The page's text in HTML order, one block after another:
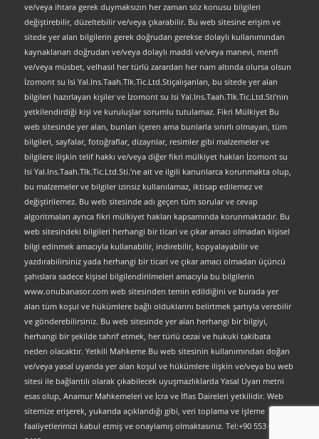
ve/veya ihtara gerek duymaksızın her zaman söz konusu bilgileri
değiştirebilir, düzeltebilir ve/veya çıkarabilir. Bu web sitesine erişim ve
sitede yer alan bilgilerin gerek doğrudan gerekse dolaylı kullanımından
kaynaklanan doğrudan ve/veya dolaylı maddi ve/veya manevi, menfi
ve/veya müsbet, velhasıl her türlü zarardan her nam altında olursa olsun
İzomont su Isi Yal.Ins.Taah.Tlk.Tic.Ltd.Stiçalışanları, bu sitede yer alan
bilgileri hazırlayan kişiler ve İzomont su Isi Yal.Ins.Taah.Tlk.Tic.Ltd.Sti’nin
yetkilendirdiği kişi ve kuruluşlar sorumlu tutulamaz. Fikri Mülkiyet Bu
web sitesinde yer alan, bunları içeren ama bunlarla sınırlı olmayan, tüm
bilgileri, sayfalar, fotoğraflar, dizaynlar, resimler gibi malzemeler ve
bilgilere ilişkin telif hakkı ve/veya diğer fikri mülkiyet hakları İzomont su
Isi Yal.Ins.Taah.Tlk.Tic.Ltd.Sti.’ne ait ve ilgili kanunlarca korunmakta olup,
bu malzemeler ve bilgiler izinsiz kullanılamaz, iktisap edilemez ve
değiştirilemez. Bu web sitesinde adı geçen tüm sorular ve cevap
algoritmaları ayrıca fikri mülkiyet hakları kapsamında korunmaktadır. Bu
web sitesindeki bilgileri herhangi bir ticari ve çıkar amacı olmadan kişisel
bilgi edinmek amacıyla kullanabilir, indirebilir, kopyalayabilir ve
yazdırabilirsiniz yada herhangi bir ticari ve çıkar amacı olmadan üçüncü
şahıslara sadece kişisel bilgilendirilmeleri amacıyla bu bilgilerin
www.onubanasor.com web sitesinden temin edildiğini ve burada yer
alan tüm koşul ve hükümlere bağlı olduklarını belirtmek şartıyla verebilir
ve gönderebilirsiniz. Bu web sitesinde yer alan herhangi bir bilgiyi,
herhangi bir şekilde tahrif etmek, her türlü cezai ve hukuki takibata
neden olacaktır. Yetkili Mahkeme Bu web sitesinin kullanımından doğan
ve/veya yasal uyarıda yer alan koşul ve hükümlere ilişkin ve/veya bu web
sitesi ile bağlantılı olarak çıkabilecek uyuşmazlıklarda Yasal Uyarı metni
esas olup, Anamur Mahkemeleri ve İcra ve İflas Daireleri yetkilidir. Web
sitemize erişerek, yukarıda açıklandığı gibi, veri toplama ve işleme
faaliyetlerimizi kabul etmiş ve onaylamış olmaktasınız. Tel:+90 553 063